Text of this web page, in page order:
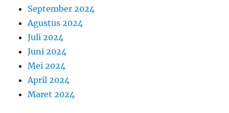
September 2024
Agustus 2024
Juli 2024
Juni 2024
Mei 2024
April 2024
Maret 2024